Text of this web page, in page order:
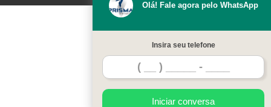
Olá! Fale agora pelo WhatsApp
Insira seu telefone
Iniciar conversa